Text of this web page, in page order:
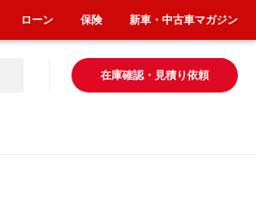
在庫確認・見積り依頼
ローン 保険 新車・中古車マガジン